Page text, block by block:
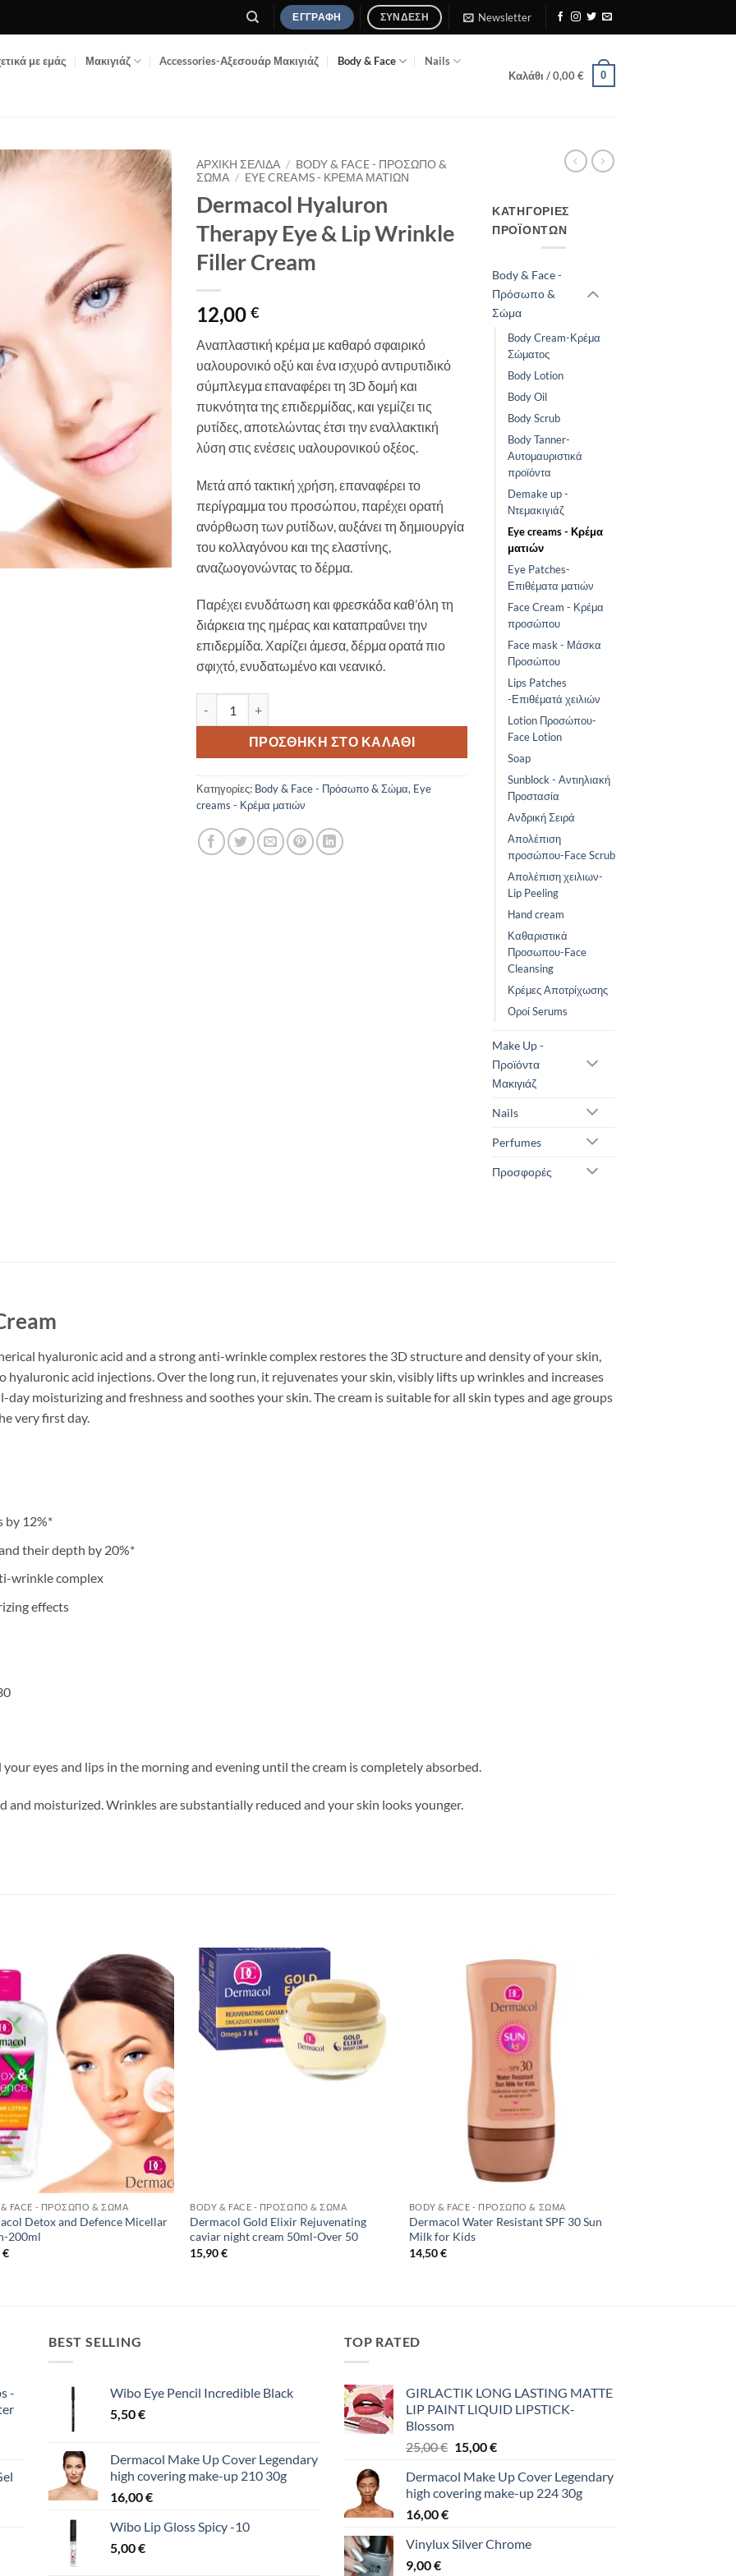
ΕΓΓΡΑΦΉ ΣΎΝΔΕΣΗ Newsletter
με εμάς Μακιγιάζ Accessories-Αξεσουάρ Μακιγιάζ Body & Face Nails
Καλάθι /0,00€ 0
ΑΡΧΙΚΉ ΣΕΛΊΔΑ / BODY & FACE - ΠΡΌΣΩΠΟ &
ΣΏΜΑ / EYE CREAMS - ΚΡΈΜΑ ΜΑΤΙΏΝ
Dermacol Hyaluron
Therapy Eye & Lip Wrinkle
Filler Cream
12,00 €
Αναπλαστική κρέμα με καθαρό σφαιρικό
υαλουρονικό οξύ και ένα ισχυρό αντιρυτιδικό
σύμπλεγμα επαναφέρει τη 3D δομή και
πυκνότητα της επιδερμίδας, και γεμίζει τις
ρυτίδες, αποτελώντας έτσι την εναλλακτική
λύση στις ενέσεις υαλουρονικού οξέος.
Μετά από τακτική χρήση, επαναφέρει το
περίγραμμα του προσώπου, παρέχει ορατή
ανόρθωση των ρυτίδων, αυξάνει τη δημιουργία
του κολλαγόνου και της ελαστίνης,
αναζωογονώντας το δέρμα.
Παρέχει ενυδάτωση και φρεσκάδα καθ’όλη τη
διάρκεια της ημέρας και καταπραΰνει την
επιδερμίδα. Χαρίζει άμεσα, δέρμα ορατά πιο
σφιχτό, ενυδατωμένο και νεανικό.
Dermacol Hyaluron Therapy Eye & Lip Wrinkle Filler Cream ποσότητα
ΠΡΟΣΘΉΚΗ ΣΤΟ ΚΑΛΆΘΙ
Κατηγορίες: Body & Face - Πρόσωπο & Σώμα, Eye
creams - Κρέμα ματιών
ΚΑΤΗΓΟΡΊΕΣ
ΠΡΟΪΌΝΤΩΝ
Body & Face -
Πρόσωπο &
Σώμα
Body Cream-Κρέμα
Σώματος
Body Lotion
Body Oil
Body Scrub
Body Tanner-
Αυτομαυριστικά
προϊόντα
Demake up -
Ντεμακιγιάζ
Eye creams - Κρέμα
ματιών
Eye Patches-
Επιθέματα ματιών
Face Cream - Κρέμα
προσώπου
Face mask - Μάσκα
Προσώπου
Lips Patches
-Επιθέματά χειλιών
Lotion Προσώπου-
Face Lotion
Soap
Sunblock - Αντιηλιακή
Προστασία
Ανδρική Σειρά
Απολέπιση
προσώπου-Face Scrub
Απολέπιση χειλιων-
Lip Peeling
Ηand cream
Καθαριστικά
Προσωπου-Face
Cleansing
Κρέμες Αποτρίχωσης
Οροί Serums
Make Up -
Προϊόντα
Μακιγιάζ
Nails
Perfumes
Προσφορές
hyaluronic acid and a strong anti-wrinkle complex restores the 3D structure and density of your skin,
acid injections. Over the long run, it rejuvenates your skin, visibly lifts up wrinkles and increases
moisturizing and freshness and soothes your skin. The cream is suitable for all skin types and age groups
very first day.
by 12%*
their depth by 20%*
wrinkle complex
effects
eyes and lips in the morning and evening until the cream is completely absorbed.
and moisturized. Wrinkles are substantially reduced and your skin looks younger.
Add to
Wishlist
& FACE - ΠΡΌΣΩΠΟ & ΣΏΜΑ
Detox and Defence Micellar
200ml
€
Add to
Wishlist
BODY & FACE - ΠΡΌΣΩΠΟ & ΣΏΜΑ
Dermacol Gold Elixir Rejuvenating
caviar night cream 50ml-Over 50
15,90€
BODY & FACE - ΠΡΌΣΩΠΟ & ΣΏΜΑ
Dermacol Water Resistant SPF 30 Sun
Milk for Kids
14,50€
-
BEST SELLING
Wibo Eye Pencil Incredible Black
5,50€
Dermacol Make Up Cover Legendary
high covering make-up 210 30g
16,00€
Wibo Lip Gloss Spicy -10
5,00€
TOP RATED
GIRLACTIK LONG LASTING MATTE
LIP PAINT LIQUID LIPSTICK-
Blossom
25,00€ Original
was:
25,00 €.
15,00€Η
τιμή
είναι:
Dermacol Make Up Cover Legendary
high covering make-up 224 30g
16,00€
Vinylux Silver Chrome
9,00€